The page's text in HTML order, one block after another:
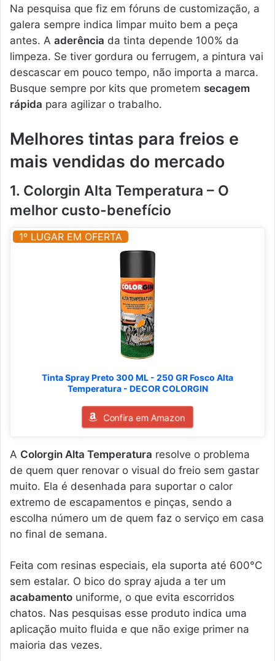
Na pesquisa que fiz em fóruns de customização, a
galera sempre indica limpar muito bem a peça
antes. A aderência da tinta depende 100% da
limpeza. Se tiver gordura ou ferrugem, a pintura vai
descascar em pouco tempo, não importa a marca.
Busque sempre por kits que prometem secagem
rápida para agilizar o trabalho.
Melhores tintas para freios e
mais vendidas do mercado
1. Colorgin Alta Temperatura – O
melhor custo-benefício
1º LUGAR EM OFERTA
Tinta Spray Preto 300 ML - 250 GR Fosco Alta
Temperatura - DECOR COLORGIN
Confira em Amazon
A Colorgin Alta Temperatura resolve o problema
de quem quer renovar o visual do freio sem gastar
muito. Ela é desenhada para suportar o calor
extremo de escapamentos e pinças, sendo a
escolha número um de quem faz o serviço em casa
no final de semana.
Feita com resinas especiais, ela suporta até 600°C
sem estalar. O bico do spray ajuda a ter um
acabamento uniforme, o que evita escorridos
chatos. Nas pesquisas esse produto indica uma
aplicação muito fluida e que não exige primer na
maioria das vezes.